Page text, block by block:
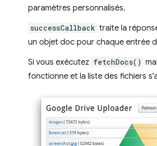
paramètres personnalisés.
successCallback traite la
un objet doc pour chaque entrée
Si vous exécutez fetchDocs()
fonctionne et la liste des fichiers